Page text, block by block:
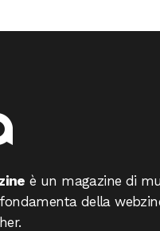
è un magazine di
della